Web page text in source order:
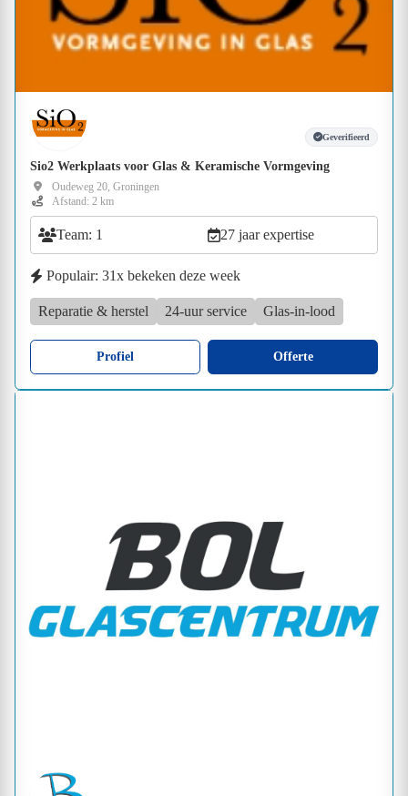
Geverifieerd
Sio2 Werkplaats voor Glas & Keramische Vormgeving
Oudeweg 20, Groningen
Afstand: 2 km
Team: 1 27 jaar expertise
Populair: 31x bekeken deze week
Reparatie & herstel 24-uur service Glas-in-lood
Profiel Offerte